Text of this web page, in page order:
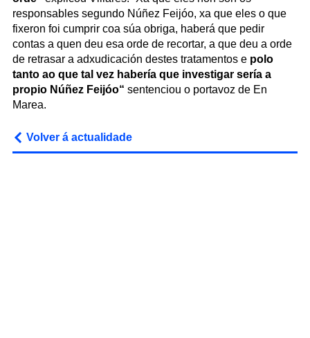
responsables segundo Núñez Feijóo, xa que eles o que
fixeron foi cumprir coa súa obriga, haberá que pedir
contas a quen deu esa orde de recortar, a que deu a orde
de retrasar a adxudicación destes tratamentos e polo
tanto ao que tal vez habería que investigar sería a
propio Núñez Feijóo“ sentenciou o portavoz de En
Marea.
Volver á actualidade